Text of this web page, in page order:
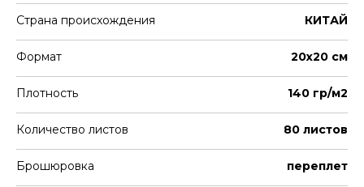
Страна происхождения КИТАЙ
Формат 20х20 см
Плотность 140 гр/м2
Количество листов 80 листов
Брошюровка переплет